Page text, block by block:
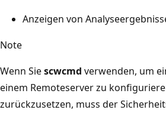
Anzeigen von
Note
Wenn Siescwcmd verwenden, um
einem Remoteserver zu
zurückzusetzen, muss der